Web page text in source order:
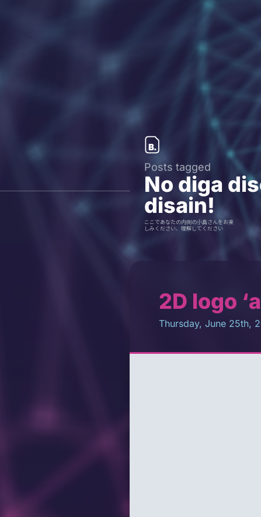
Posts tagged
No diga
disain!
ここであなたの内側の小島さんをお楽
しみください、理解してください
2D logo
Thursday, June 25th,